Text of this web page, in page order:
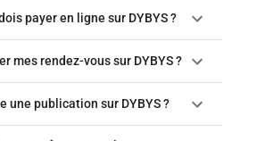
payer en ligne sur DYBYS ?
mes rendez-vous sur DYBYS ?
une publication sur DYBYS ?